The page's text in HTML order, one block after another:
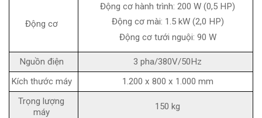
Động cơ
Động cơ hành trình: 200 W (0,5 HP)
Động cơ mài: 1.5 kW (2,0 HP)
Động cơ tưới nguội: 90 W
Nguồn điện
3 pha/380V/50Hz
Kích thước máy
1.200 x 800 x 1.000 mm
Trọng lượng
máy
150 kg